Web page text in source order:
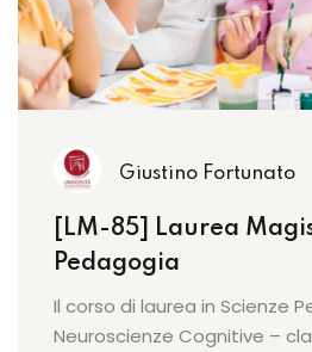
Giustino Fortunato
[LM-85] Laurea
Pedagogia
Il corso di laurea in Scienze
Neuroscienze Cognitive –